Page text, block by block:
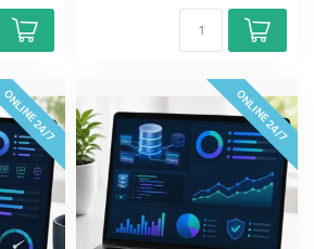
ONLINE 24/7 ONLINE 24/7